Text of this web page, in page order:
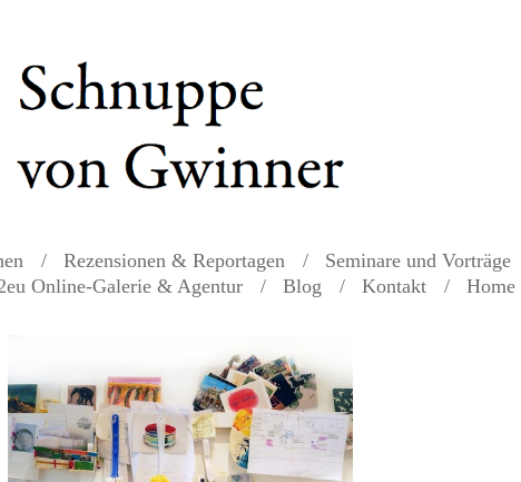
Rezensionen & Reportagen Seminare und Vorträge
Online-Galerie & Agentur Blog Kontakt Home